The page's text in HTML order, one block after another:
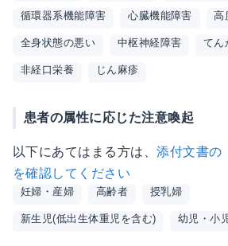
循環器系機能障害 心臓機能障害 高
全身状態の悪い 中枢神経障害 てん
非経口栄養 じん麻疹
患者の属性に応じた注意喚起
以下にあてはまる方は、添付文書の
を確認してください
妊婦・産婦 高齢者 授乳婦
新生児(低出生体重児を含む) 幼児・小